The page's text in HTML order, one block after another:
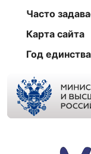
Часто
Карта сайта
Год